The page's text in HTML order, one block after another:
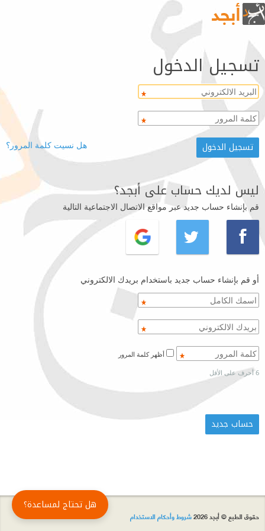
تسجيل الدخول
هل نسيت كلمة المرور؟
ليس لديك حساب على أبجد؟
قم بإنشاء حساب جديد عبر مواقع الاتصال الاجتماعية التالية
أو قم بإنشاء حساب جديد باستخدام بريدك الالكتروني
6 أحرف على الأقل
حقوق الطبع © أبجد 2026 شروط وأحكام الاستخدام
هل تحتاج لمساعدة؟